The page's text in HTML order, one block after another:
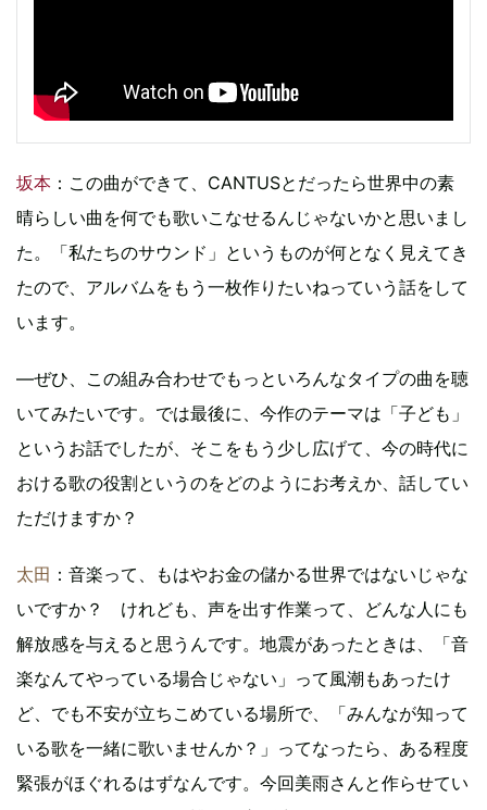
坂本 ：この曲ができて、CANTUSとだったら世界中の素
晴らしい曲を何でも歌いこなせるんじゃないかと思いまし
た。「私たちのサウンド」というものが何となく見えてき
たので、アルバムをもう一枚作りたいねっていう話をして
います。
―ぜひ、この組み合わせでもっといろんなタイプの曲を聴
いてみたいです。では最後に、今作のテーマは「子ども」
というお話でしたが、そこをもう少し広げて、今の時代に
おける歌の役割というのをどのようにお考えか、話してい
ただけますか？
太田 ：音楽って、もはやお金の儲かる世界ではないじゃな
いですか？ けれども、声を出す作業って、どんな人にも
解放感を与えると思うんです。地震があったときは、「音
楽なんてやっている場合じゃない」って風潮もあったけ
ど、でも不安が立ちこめている場所で、「みんなが知って
いる歌を一緒に歌いませんか？」ってなったら、ある程度
緊張がほぐれるはずなんです。今回美雨さんと作らせてい